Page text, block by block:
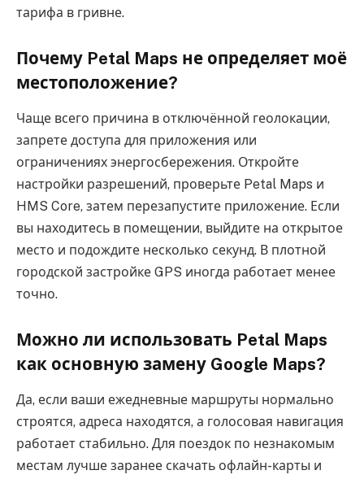
тарифа в гривне.
Почему Petal Maps не определяет моё
местоположение?
Чаще всего причина в отключённой геолокации,
запрете доступа для приложения или
ограничениях энергосбережения. Откройте
настройки разрешений, проверьте Petal Maps и
HMS Core, затем перезапустите приложение. Если
вы находитесь в помещении, выйдите на открытое
место и подождите несколько секунд. В плотной
городской застройке GPS иногда работает менее
точно.
Можно ли использовать Petal Maps
как основную замену Google Maps?
Да, если ваши ежедневные маршруты нормально
строятся, адреса находятся, а голосовая навигация
работает стабильно. Для поездок по незнакомым
местам лучше заранее скачать офлайн-карты и